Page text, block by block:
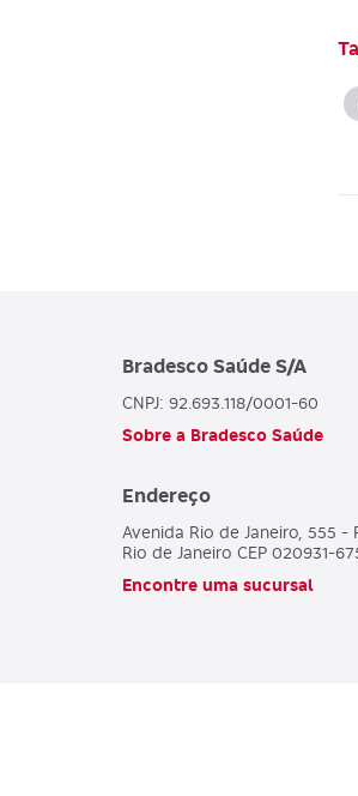
Bradesco Saúde S/A
CNPJ: 92.693.118/0001-60
Sobre a Bradesco Saúde
Endereço
Avenida Rio de Janeiro, 555
Rio de Janeiro CEP 020931-
Encontre uma sucursal